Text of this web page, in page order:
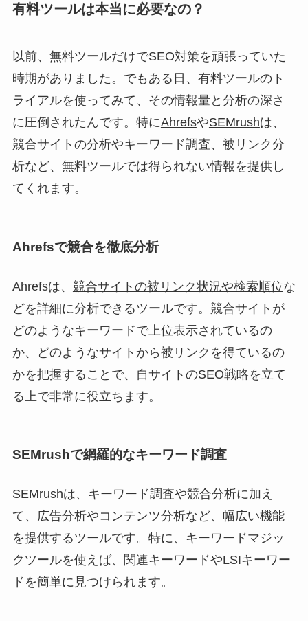
有料ツールは本当に必要なの？
以前、無料ツールだけでSEO対策を頑張っていた
時期がありました。でもある日、有料ツールのト
ライアルを使ってみて、その情報量と分析の深さ
に圧倒されたんです。特にAhrefsやSEMrushは、
競合サイトの分析やキーワード調査、被リンク分
析など、無料ツールでは得られない情報を提供し
てくれます。
Ahrefsで競合を徹底分析
Ahrefsは、 競合サイトの被リンク状況や検索順位な
どを詳細に分析できるツールです。競合サイトが
どのようなキーワードで上位表示されているの
か、どのようなサイトから被リンクを得ているの
かを把握することで、自サイトのSEO戦略を立て
る上で非常に役立ちます。
SEMrushで網羅的なキーワード調査
SEMrushは、 キーワード調査や競合分析に加え
て、広告分析やコンテンツ分析など、幅広い機能
を提供するツールです。特に、キーワードマジッ
クツールを使えば、関連キーワードやLSIキーワー
ドを簡単に見つけられます。